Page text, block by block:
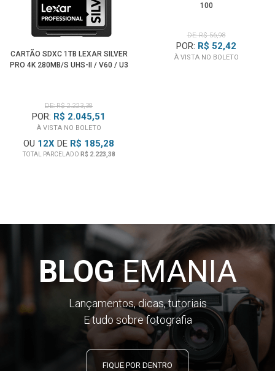
CARTÃO SDXC 1TB LEXAR SILVER
PRO 4K 280MB/S UHS-II / V60 / U3
DE: R$ 2.223,38
POR: R$ 2.045,51
À VISTA NO BOLETO
OU 12X DE R$ 185,28
TOTAL PARCELADO R$ 2.223,38
100
DE: R$ 56,98
POR: R$ 52,42
À VISTA NO BOLETO
BLOGEMANIA
Lançamentos, dicas, tutoriais
E tudo sobre fotografia
FIQUE POR DENTRO